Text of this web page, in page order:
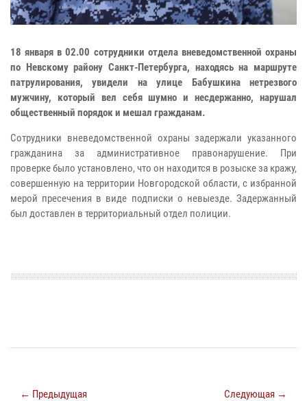
18 января в 02.00 сотрудники отдела вневедомственной охраны
по Невскому району Санкт-Петербурга, находясь на маршруте
патрулирования, увидели на улице Бабушкина нетрезвого
мужчину, который вел себя шумно и несдержанно, нарушал
общественный порядок и мешал гражданам.
Сотрудники вневедомственной охраны задержали указанного
гражданина за административное правонарушение. При
проверке было установлено, что он находится в розыске за кражу,
совершенную на территории Новгородской области, с избранной
мерой пресечения в виде подписки о невыезде. Задержанный
был доставлен в территориальный отдел полиции.
← Предыдущая Следующая →